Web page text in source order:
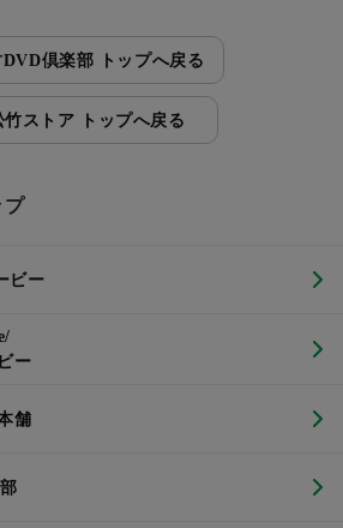
DVD倶楽部 トップへ戻る
竹ストア トップへ戻る
プ
ビー
ー
舗